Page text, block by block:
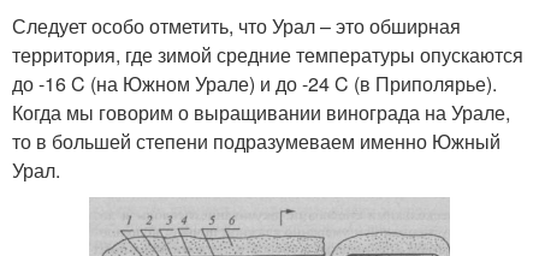
Следует особо отметить, что Урал – это обширная
территория, где зимой средние температуры опускаются
до -16 C (на Южном Урале) и до -24 C (в Приполярье).
Когда мы говорим о выращивании винограда на Урале,
то в большей степени подразумеваем именно Южный
Урал.